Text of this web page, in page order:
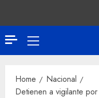
Home
Nacional
Detienen a vigilante